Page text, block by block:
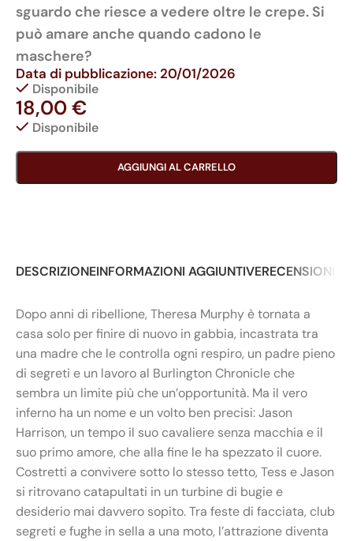
sguardo che riesce a vedere oltre le crepe. Si
può amare anche quando cadono le
maschere?
Data di pubblicazione: 20/01/2026
Disponibile
18,00€
Disponibile
AGGIUNGI AL CARRELLO
DESCRIZIONEINFORMAZIONI AGGIUNTIVERECENSIONI
Dopo anni di ribellione, Theresa Murphy è tornata a
casa solo per finire di nuovo in gabbia, incastrata tra
una madre che le controlla ogni respiro, un padre pieno
di segreti e un lavoro al Burlington Chronicle che
sembra un limite più che un’opportunità. Ma il vero
inferno ha un nome e un volto ben precisi: Jason
Harrison, un tempo il suo cavaliere senza macchia e il
suo primo amore, che alla fine le ha spezzato il cuore.
Costretti a convivere sotto lo stesso tetto, Tess e Jason
si ritrovano catapultati in un turbine di bugie e
desiderio mai davvero sopito. Tra feste di facciata, club
segreti e fughe in sella a una moto, l’attrazione diventa